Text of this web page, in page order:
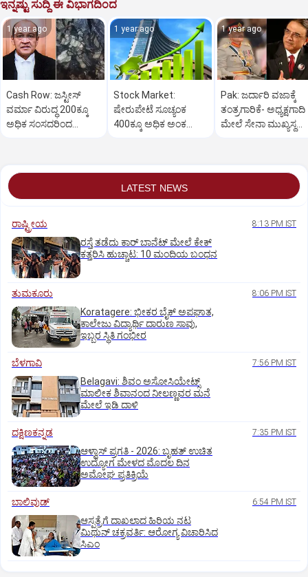
ಇನ್ನಷ್ಟು ಸುದ್ದಿ ಈ ವಿಭಾಗದಿಂದ
1 year ago
Cash Row: ಜಸ್ಟೀಸ್‌
ವರ್ಮಾ ವಿರುದ್ಧ 200ಕ್ಕೂ
ಅಧಿಕ ಸಂಸದರಿಂದ
1 year ago
Stock Market:
ಷೇರುಪೇಟೆ ಸೂಚ್ಯಂಕ
400ಕ್ಕೂ ಅಧಿಕ ಅಂಕ
1 year ago
Pak: ಜರ್ದಾರಿ ವಜಾಕ್ಕೆ
ತಂತ್ರಗಾರಿಕೆ- ಅಧ್ಯಕ್ಷಗಾದಿ
ಮೇಲೆ ಸೇನಾ ಮುಖ್ಯಸ್ಥ
LATEST NEWS
ರಾಷ್ಟ್ರೀಯ 8:13 PM IST
ರಸ್ತೆ ತಡೆದು ಕಾರ್ ಬಾನೆಟ್ ಮೇಲೆ ಕೇಕ್
ಕತ್ತರಿಸಿ ಹುಚ್ಚಾಟ: 10 ಮಂದಿಯ ಬಂಧನ
ತುಮಕೂರು 8:06 PM IST
Koratagere: ಭೀಕರ ಬೈಕ್ ಅಪಘಾತ,
ಕಾಲೇಜು ವಿದ್ಯಾರ್ಥಿ ದಾರುಣ ಸಾವು,
ಇಬ್ಬರ ಸ್ಥಿತಿ ಗಂಭೀರ
ಬೆಳಗಾವಿ 7:56 PM IST
Belagavi: ಶಿವಂ ಅಸೋಸಿಯೇಟ್ಸ್
ಮಾಲೀಕ ಶಿವಾನಂದ ನೀಲಣ್ಣವರ ಮನೆ
ಮೇಲೆ ಇಡಿ‌ ದಾಳಿ
ದಕ್ಷಿಣಕನ್ನಡ 7:35 PM IST
ಆಳ್ವಾಸ್‌ ಪ್ರಗತಿ - 2026: ಬೃಹತ್ ಉಚಿತ
ಉದ್ಯೋಗ ಮೇಳದ ಮೊದಲ ದಿನ
ಅಮೋಘ ಪ್ರತಿಕ್ರಿಯೆ
ಬಾಲಿವುಡ್‌ 6:54 PM IST
ಆಸ್ಪತ್ರೆಗೆ ದಾಖಲಾದ ಹಿರಿಯ ನಟ
ಮಿಥುನ್ ಚಕ್ರವರ್ತಿ: ಆರೋಗ್ಯ ವಿಚಾರಿಸಿದ
ಸಿಎಂ